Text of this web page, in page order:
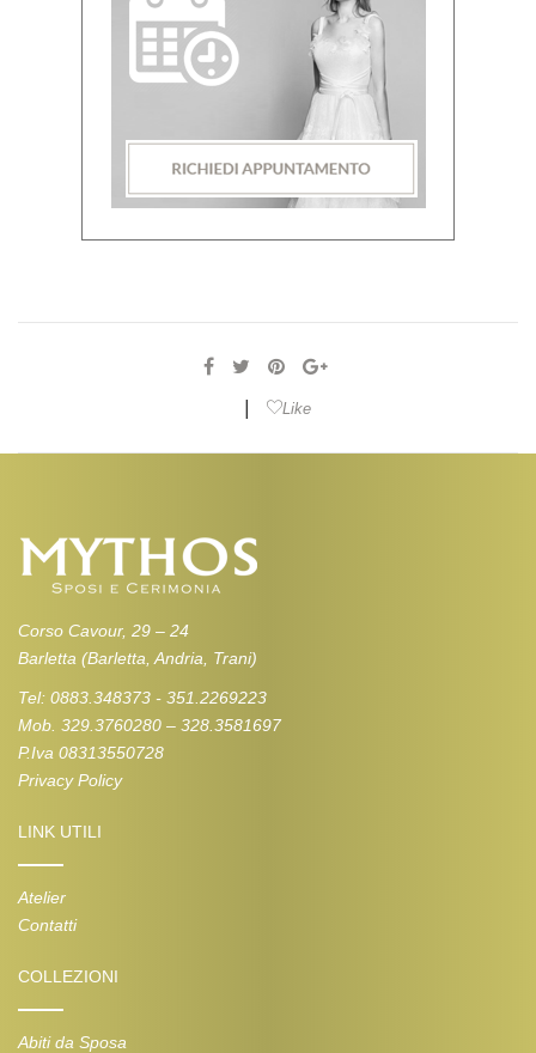
Like
Corso Cavour, 29 – 24
Barletta (Barletta, Andria, Trani)
Tel: 0883.348373 - 351.2269223
Mob. 329.3760280 – 328.3581697
P.Iva 08313550728
Privacy Policy
LINK UTILI
Atelier
Contatti
COLLEZIONI
Abiti da Sposa